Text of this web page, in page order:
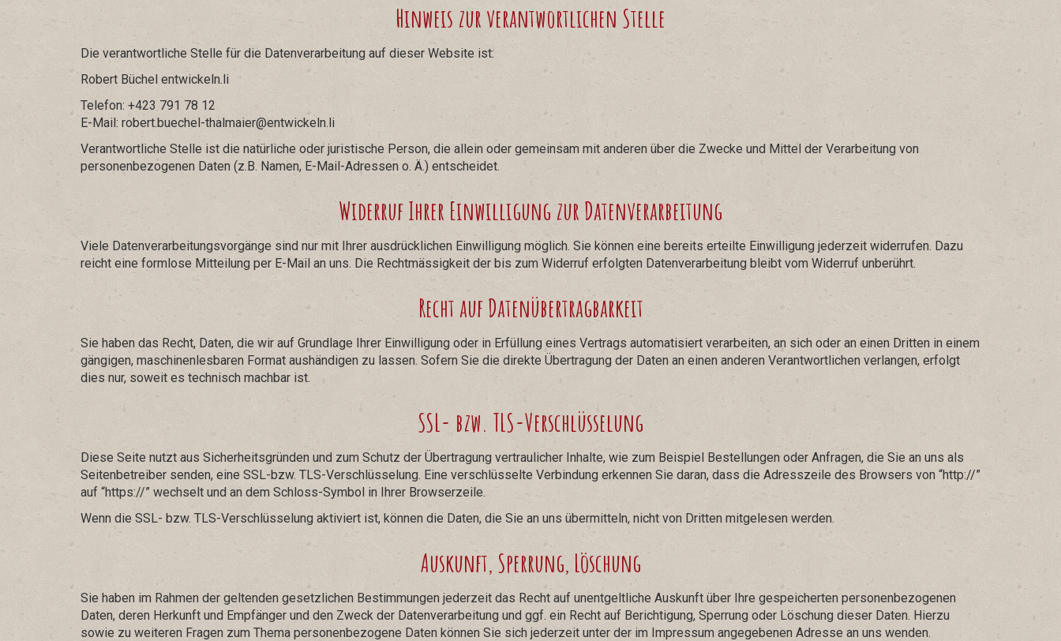
Hinweis zur verantwortlichen Stelle
Die verantwortliche Stelle für die Datenverarbeitung auf dieser Website ist:
Robert Büchel entwickeln.li
Telefon: +423 791 78 12
E-Mail: robert.buechel-thalmaier@entwickeln.li
Verantwortliche Stelle ist die natürliche oder juristische Person, die allein oder gemeinsam mit anderen über die Zwecke und Mittel der Verarbeitung von
personenbezogenen Daten (z.B. Namen, E-Mail-Adressen o. Ä.) entscheidet.
Widerruf Ihrer Einwilligung zur Datenverarbeitung
Viele Datenverarbeitungsvorgänge sind nur mit Ihrer ausdrücklichen Einwilligung möglich. Sie können eine bereits erteilte Einwilligung jederzeit widerrufen. Dazu
reicht eine formlose Mitteilung per E-Mail an uns. Die Rechtmässigkeit der bis zum Widerruf erfolgten Datenverarbeitung bleibt vom Widerruf unberührt.
Recht auf Datenübertragbarkeit
Sie haben das Recht, Daten, die wir auf Grundlage Ihrer Einwilligung oder in Erfüllung eines Vertrags automatisiert verarbeiten, an sich oder an einen Dritten in einem
gängigen, maschinenlesbaren Format aushändigen zu lassen. Sofern Sie die direkte Übertragung der Daten an einen anderen Verantwortlichen verlangen, erfolgt
dies nur, soweit es technisch machbar ist.
SSL- bzw. TLS-Verschlüsselung
Diese Seite nutzt aus Sicherheitsgründen und zum Schutz der Übertragung vertraulicher Inhalte, wie zum Beispiel Bestellungen oder Anfragen, die Sie an uns als
Seitenbetreiber senden, eine SSL-bzw. TLS-Verschlüsselung. Eine verschlüsselte Verbindung erkennen Sie daran, dass die Adresszeile des Browsers von “http://”
auf “https://” wechselt und an dem Schloss-Symbol in Ihrer Browserzeile.
Wenn die SSL- bzw. TLS-Verschlüsselung aktiviert ist, können die Daten, die Sie an uns übermitteln, nicht von Dritten mitgelesen werden.
Auskunft, Sperrung, Löschung
Sie haben im Rahmen der geltenden gesetzlichen Bestimmungen jederzeit das Recht auf unentgeltliche Auskunft über Ihre gespeicherten personenbezogenen
Daten, deren Herkunft und Empfänger und den Zweck der Datenverarbeitung und ggf. ein Recht auf Berichtigung, Sperrung oder Löschung dieser Daten. Hierzu
sowie zu weiteren Fragen zum Thema personenbezogene Daten können Sie sich jederzeit unter der im Impressum angegebenen Adresse an uns wenden.